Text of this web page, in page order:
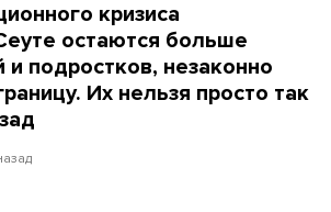
кризиса
остаются больше
и подростков, незаконно
Их нельзя просто так